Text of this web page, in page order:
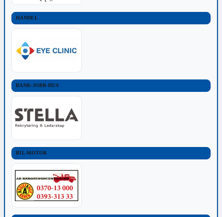
HANDEL
BANK-JOBB-HUS
BIL-MOTOR